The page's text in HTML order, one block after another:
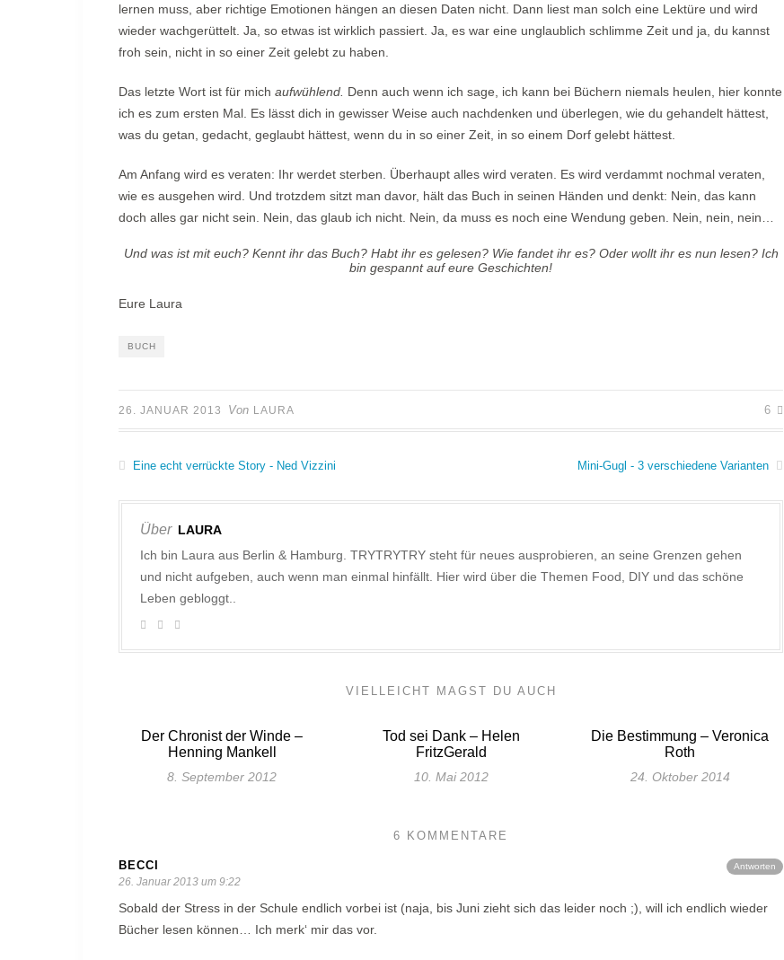
lernen muss, aber richtige Emotionen hängen an diesen Daten nicht. Dann liest man solch eine Lektüre und wird
wieder wachgerüttelt. Ja, so etwas ist wirklich passiert. Ja, es war eine unglaublich schlimme Zeit und ja, du kannst
froh sein, nicht in so einer Zeit gelebt zu haben.
Das letzte Wort ist für mich aufwühlend. Denn auch wenn ich sage, ich kann bei Büchern niemals heulen, hier konnte
ich es zum ersten Mal. Es lässt dich in gewisser Weise auch nachdenken und überlegen, wie du gehandelt hättest,
was du getan, gedacht, geglaubt hättest, wenn du in so einer Zeit, in so einem Dorf gelebt hättest.
Am Anfang wird es veraten: Ihr werdet sterben. Überhaupt alles wird veraten. Es wird verdammt nochmal veraten,
wie es ausgehen wird. Und trotzdem sitzt man davor, hält das Buch in seinen Händen und denkt: Nein, das kann
doch alles gar nicht sein. Nein, das glaub ich nicht. Nein, da muss es noch eine Wendung geben. Nein, nein, nein…
Und was ist mit euch? Kennt ihr das Buch? Habt ihr es gelesen? Wie fandet ihr es? Oder wollt ihr es nun lesen? Ich
bin gespannt auf eure Geschichten!
Eure Laura
BUCH
26. JANUAR 2013 Von LAURA 6
Eine echt verrückte Story - Ned Vizzini Mini-Gugl - 3 verschiedene Varianten
Über LAURA
Ich bin Laura aus Berlin & Hamburg. TRYTRYTRY steht für neues ausprobieren, an seine Grenzen gehen
und nicht aufgeben, auch wenn man einmal hinfällt. Hier wird über die Themen Food, DIY und das schöne
Leben gebloggt..
VIELLEICHT MAGST DU AUCH
Der Chronist der Winde –
Henning Mankell
8. September 2012
Tod sei Dank – Helen
FritzGerald
10. Mai 2012
Die Bestimmung – Veronica
Roth
24. Oktober 2014
6 KOMMENTARE
Antworten
BECCI
26. Januar 2013 um 9:22
Sobald der Stress in der Schule endlich vorbei ist (naja, bis Juni zieht sich das leider noch ;), will ich endlich wieder
Bücher lesen können… Ich merk‘ mir das vor.